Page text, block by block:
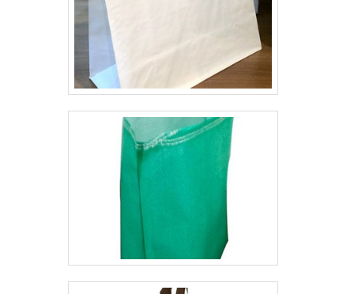
clientes.A MAIOR REFERÊNCIA NO
SEGMENTOSomente na Brassac Comércio
de Sacaria existe o que há de melhor em
sacaria em geral para diversos setores. É
portfólio como embalagens de grão e ráfia
transparente com ótima qualidade e
proteção.A empresa também conta com um
atendimento qualificado, através de
funcionários especializados e cuidadosos,
que entendem a necessidade de cada
cliente. Também foram investidos valores
consideráveis em instalações de qualidade,
aumentando a eficiência da marca.A Brassac